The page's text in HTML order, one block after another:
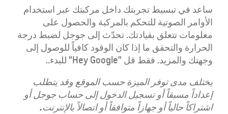
ساعد في تبسيط تجربتك داخل مركبتك عبر استخدام
الأوامر الصوتية للتحكم بالمركبة والحصول على
معلومات تتعلق بقيادتك. تحدّث إلى جوجل لضبط درجة
الحرارة والتحقق ما إذا كان الوقود كافياً للوصول إلى
وجهتك والمزيد. فقط قل "Hey Google" للبدء..
يختلف مدى توفر الميزة حسب الموقع وقد يتطلب
إعداداً مسبقاً أو تسجيل الدخول إلى حساب جوجل أو
اشتراكاً حالياً أو جهازاً متوافقاً أو اتصالاً بالإنترنت.